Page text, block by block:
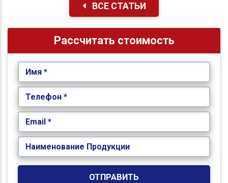
ВСЕ СТАТЬИ
Рассчитать стоимость
Имя *
Телефон *
Email *
Наименование Продукции
ОТПРАВИТЬ